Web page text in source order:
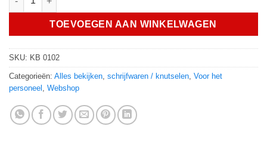
TOEVOEGEN AAN WINKELWAGEN
SKU: KB 0102
Categorieën: Alles bekijken schrijfwaren / knutselen Voor het
personeel
Webshop